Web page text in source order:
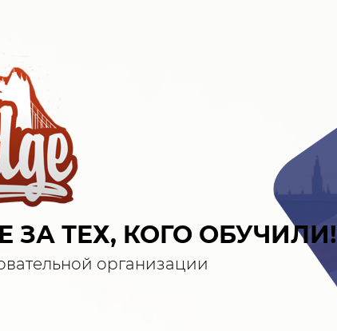
ЗА ТЕХ, КОГО ОБУЧИЛИ!
организации